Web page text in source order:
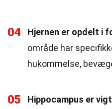
04 Hjernen er opdelt i
område har
hukommelse,
05
Hippocampus er